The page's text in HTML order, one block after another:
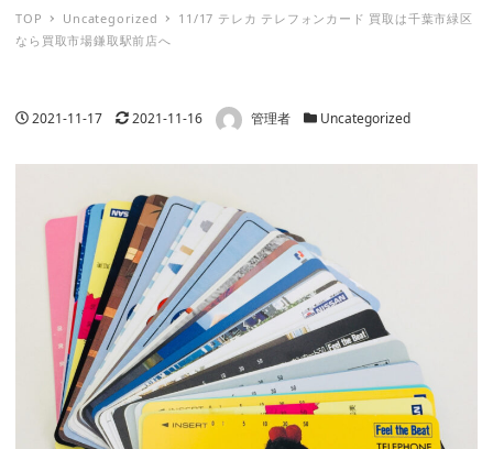
TOP Uncategorized
11/17 テレカ テレフォンカード 買取は千葉市緑区
なら買取市場鎌取駅前店へ
投稿日
2021-11-17 更新日
2021-11-16 著者 管理者 カテゴリー
Uncategorized